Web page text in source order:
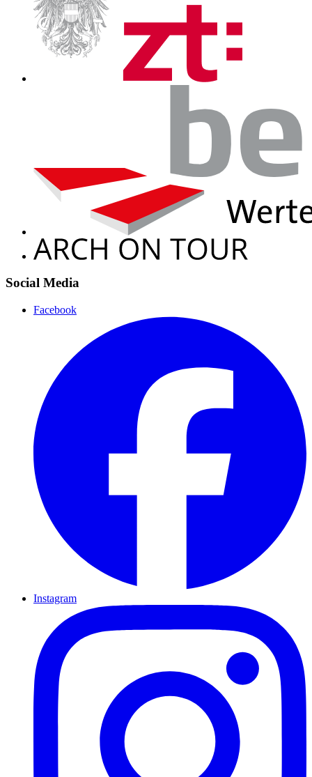
Social Media
Facebook
Instagram